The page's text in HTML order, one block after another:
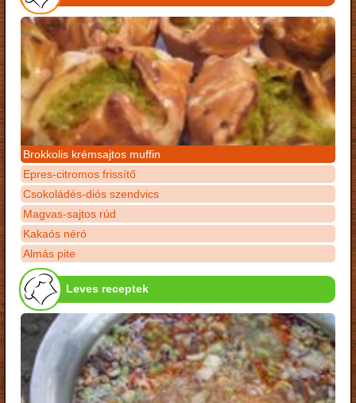
Brokkolis krémsajtos muffin
Epres-citromos frissítő
Csokoládés-diós szendvics
Magvas-sajtos rúd
Kakaós néró
Almás pite
Leves receptek